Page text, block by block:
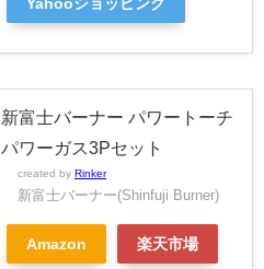
新富士バーナー パワートーチ
パワーガス3Pセット
created by Rinker
新富士バーナー(Shinfuji Burner)
Amazon 楽天市場